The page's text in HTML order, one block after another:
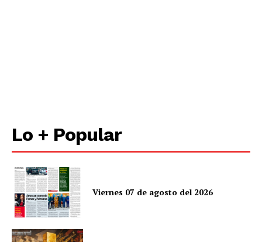
Lo + Popular
Viernes 07 de agosto del 2026